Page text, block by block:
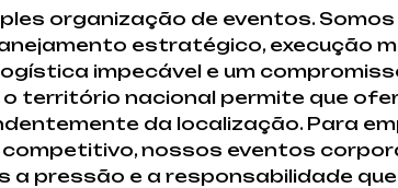
organização de eventos.
estratégico, execução
impecável e um
território nacional permite que
da localização. Para
competitivo, nossos eventos
pressão e a responsabilidade